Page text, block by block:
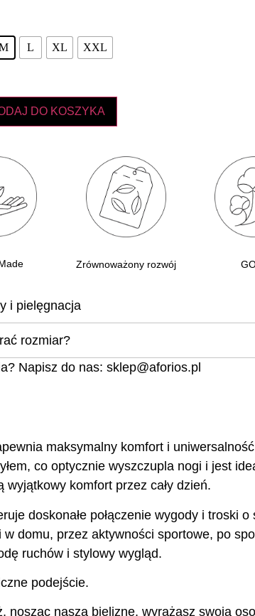
L XL XXL
DO KOSZYKA
Zrównoważony rozwój
i pielęgnacja
rozmiar?
Napisz do nas: sklep@aforios.pl
maksymalny komfort i
co optycznie wyszczupla nogi i jest
wyjątkowy komfort przez cały dzień.
doskonałe połączenie wygody i troski o
domu, przez aktywności sportowe, po
ruchów i stylowy wygląd.
podejście.
nosząc naszą bieliznę, wyrażasz swoją